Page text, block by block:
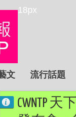
18px
文 流行話題
CWNTP